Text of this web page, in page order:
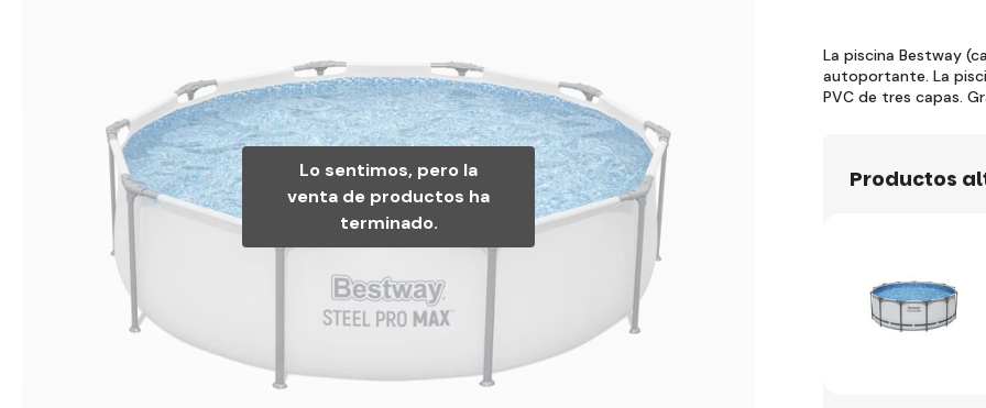
Lo sentimos, pero la
venta de productos ha
terminado.
La piscina Bestway
autoportante. La
PVC de tres capas.
Productos